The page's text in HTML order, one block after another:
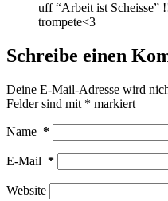
uff “Arbeit ist
trompete<3
Schreibe einen
Deine E-Mail-Adresse wird
Felder sind mit * markiert
Name *
E-Mail *
Website